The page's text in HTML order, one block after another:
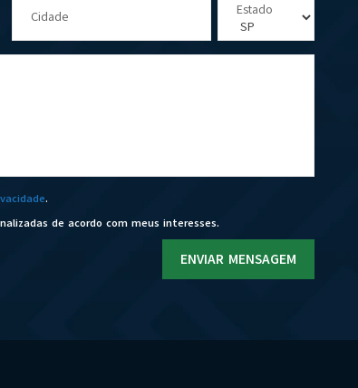
Cidade Estado
.
de acordo com meus interesses.
ENVIAR MENSAGEM